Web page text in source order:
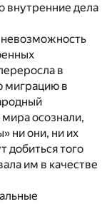
внутренние дела
в
миграцию в
осознали,
ни они, ни их
добиться того
им в качестве